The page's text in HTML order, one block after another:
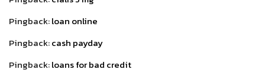
Pingback:loan online
Pingback:cash payday
Pingback:loans for bad credit